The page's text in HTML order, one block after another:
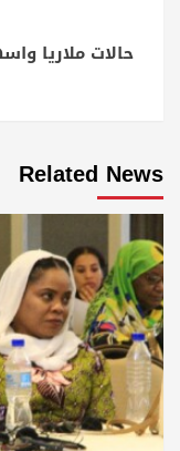
Reading
حالات ملاريا
Related News